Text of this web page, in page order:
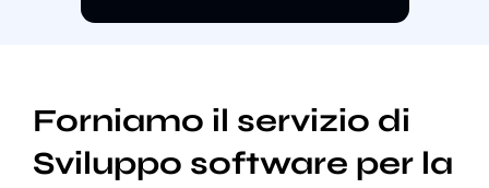
Forniamo il servizio di
Sviluppo software per la